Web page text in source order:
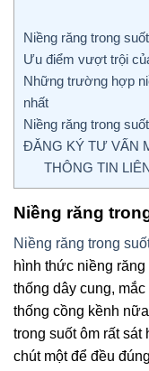
Niềng răng trong
Ưu điểm vượt trội
Những trường hợp
nhất
Niềng răng trong
ĐĂNG KÝ TƯ VẤN
THÔNG TIN
Niềng răng
Niềng răng trong
hình thức niềng
thống dây cung,
thống cồng kềnh
trong suốt ôm rất
chút một để đều